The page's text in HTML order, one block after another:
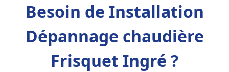
Besoin de Installation
Dépannage chaudière
Frisquet Ingré ?